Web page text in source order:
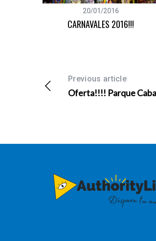
20/01/2016
CARNAVALES 2016!!!
Previous article
Oferta!!!! Parque